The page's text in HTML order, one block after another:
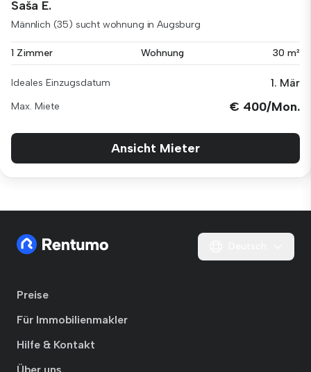
Saša E.
Männlich (35) sucht wohnung in Augsburg
1 Zimmer Wohnung 30 m²
Ideales Einzugsdatum 1. Mär
Max. Miete € 400/Mon.
Ansicht Mieter
Preise
Für Immobilienmakler
Hilfe & Kontakt